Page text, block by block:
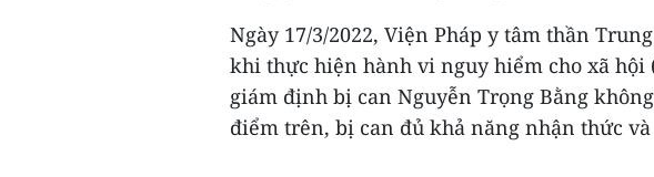
Ngày 17/3/2022, Viện Pháp y tâm thần
khi thực hiện hành vi nguy hiểm cho xã
giám định bị can Nguyễn Trọng Bằng
điểm trên, bị can đủ khả năng nhận thức